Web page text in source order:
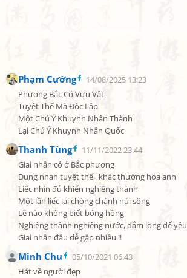
Phạm Cường
14/08/2025 13:23
Phương Bắc Có Vưu Vật
Tuyệt Thế Mà Độc Lập
Một Chú Ý Khuynh Nhân Thành
Lại Chú Ý Khuynh Nhân Quốc
Thanh Tùng
11/11/2022 23:44
Giai nhân có ở Bắc phương
Dung nhan tuyệt thế,  khác thường hoa anh
Liếc nhìn đủ khiến nghiêng thành
Một lần liếc lại chòng chành núi sông
Lẽ nào không biết bóng hồng
Nghiêng thành nghiêng nước, đắm lòng để yêu
Giai nhân đâu dễ gặp nhiều !!
Minh Chu
05/10/2021 06:43
Hát về người đẹp